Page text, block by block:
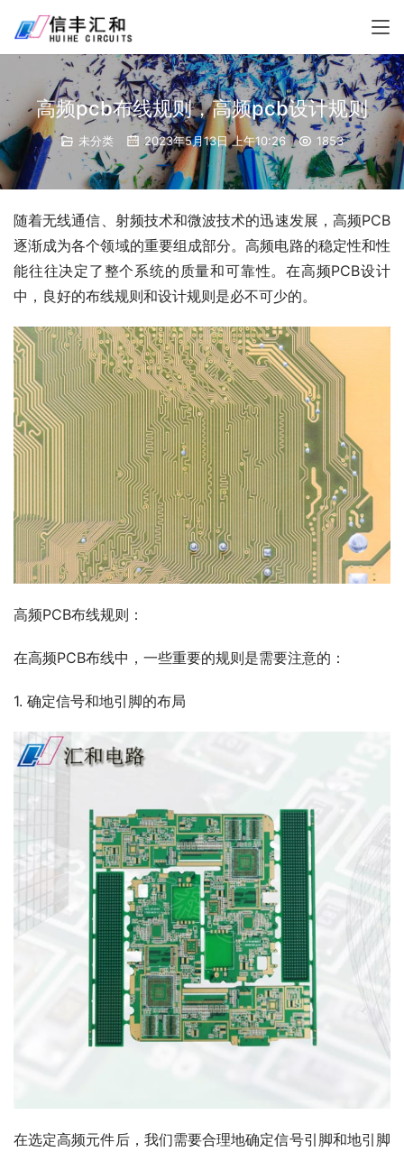
高频pcb布线规则，高频pcb设计规则
未分类 2023年5月13日 上午10:26 1853
随着无线通信、射频技术和微波技术的迅速发展，高频PCB
逐渐成为各个领域的重要组成部分。高频电路的稳定性和性
能往往决定了整个系统的质量和可靠性。在高频PCB设计
中，良好的布线规则和设计规则是必不可少的。
高频PCB布线规则：
在高频PCB布线中，一些重要的规则是需要注意的：
1. 确定信号和地引脚的布局
在选定高频元件后，我们需要合理地确定信号引脚和地引脚